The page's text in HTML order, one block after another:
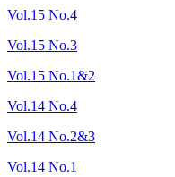
Vol.15 No.4
Vol.15 No.3
Vol.15 No.1&2
Vol.14 No.4
Vol.14 No.2&3
Vol.14 No.1